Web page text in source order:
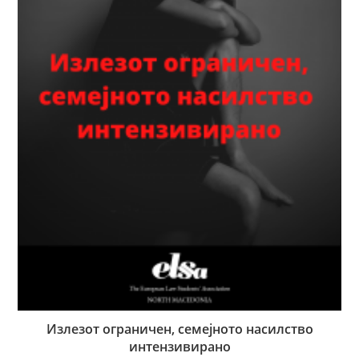
Излезот ограничен, семејното насилство
интензивирано